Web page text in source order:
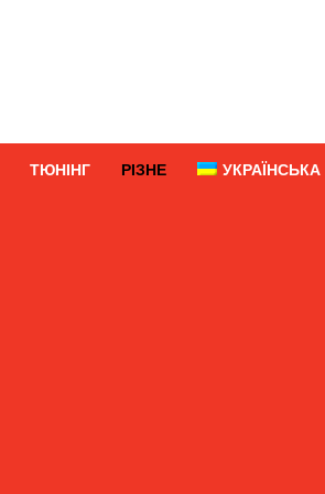
ТЮНІНГ РІЗНЕ УКРАЇНСЬКА